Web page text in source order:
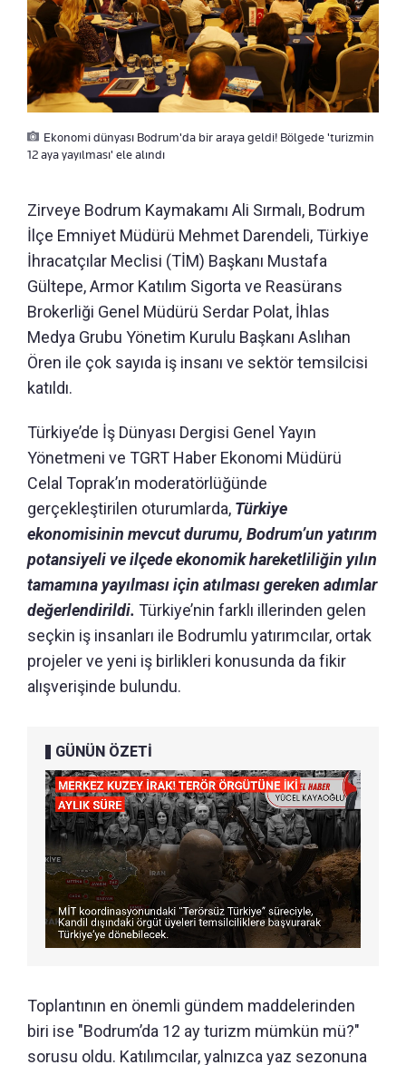
Ekonomi dünyası Bodrum'da bir araya geldi! Bölgede 'turizmin
12 aya yayılması' ele alındı
Zirveye Bodrum Kaymakamı Ali Sırmalı, Bodrum
İlçe Emniyet Müdürü Mehmet Darendeli, Türkiye
İhracatçılar Meclisi (TİM) Başkanı Mustafa
Gültepe, Armor Katılım Sigorta ve Reasürans
Brokerliği Genel Müdürü Serdar Polat, İhlas
Medya Grubu Yönetim Kurulu Başkanı Aslıhan
Ören ile çok sayıda iş insanı ve sektör temsilcisi
katıldı.
Türkiye’de İş Dünyası Dergisi Genel Yayın
Yönetmeni ve TGRT Haber Ekonomi Müdürü
Celal Toprak’ın moderatörlüğünde
gerçekleştirilen oturumlarda, Türkiye
ekonomisinin mevcut durumu, Bodrum’un yatırım
potansiyeli ve ilçede ekonomik hareketliliğin yılın
tamamına yayılması için atılması gereken adımlar
değerlendirildi. Türkiye’nin farklı illerinden gelen
seçkin iş insanları ile Bodrumlu yatırımcılar, ortak
projeler ve yeni iş birlikleri konusunda da fikir
alışverişinde bulundu.
GÜNÜN ÖZETİ
Toplantının en önemli gündem maddelerinden
biri ise "Bodrum’da 12 ay turizm mümkün mü?"
sorusu oldu. Katılımcılar, yalnızca yaz sezonuna